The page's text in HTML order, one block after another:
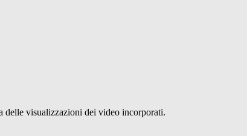
delle visualizzazioni dei video incorporati.